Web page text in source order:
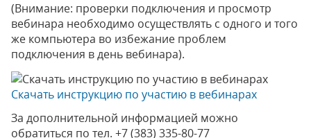
(Внимание: проверки подключения и просмотр
вебинара необходимо осуществлять с одного и того
же компьютера во избежание проблем
подключения в день вебинара).
Скачать инструкцию по участию в вебинарах
За дополнительной информацией можно
обратиться по тел. +7 (383) 335-80-77